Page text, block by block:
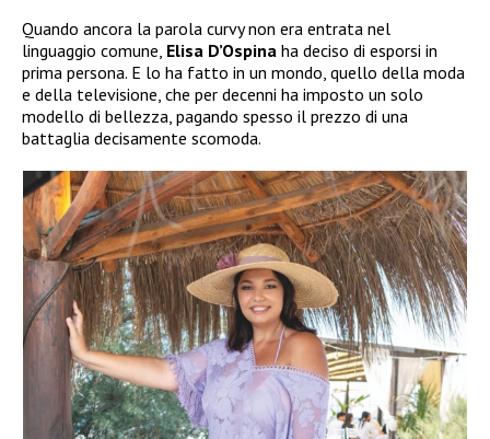
Quando ancora la parola curvy non era entrata nel
linguaggio comune, Elisa D’Ospina ha deciso di esporsi in
prima persona. E lo ha fatto in un mondo, quello della moda
e della televisione, che per decenni ha imposto un solo
modello di bellezza, pagando spesso il prezzo di una
battaglia decisamente scomoda.